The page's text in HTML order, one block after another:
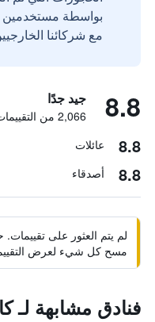
مع شركائنا
8.8 جيد جدًا
2,066 من التقييمات تم التحقق منها
8.8 عائلات
8.8 أصدقاء
لم يتم العثور على
مسح كل شيء لعرض
فنادق مشابهة لـ